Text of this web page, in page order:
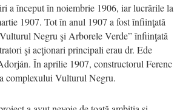
a început în noiembrie 1906, iar lucrările la
1907. Tot în anul 1907 a fost înfiinţată
Negru şi Arborele Verde” înfiinţată
şi acţionari principali erau dr. Ede
În aprilie 1907, constructorul Ferenc
complexului Vulturul Negru.